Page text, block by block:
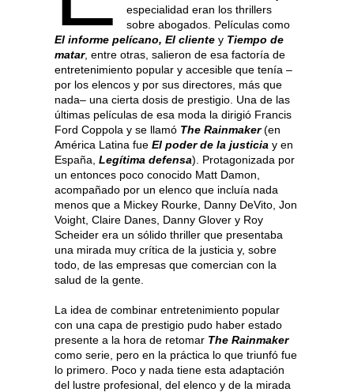
especialidad eran los thrillers
sobre abogados. Películas como
El informe pelícano, El cliente y Tiempo de
matar, entre otras, salieron de esa factoría de
entretenimiento popular y accesible que tenía –
por los elencos y por sus directores, más que
nada– una cierta dosis de prestigio. Una de las
últimas películas de esa moda la dirigió Francis
Ford Coppola y se llamó The Rainmaker(en
América Latina fue El poder de la justicia y en
España, Legítima defensa). Protagonizada por
un entonces poco conocido Matt Damon,
acompañado por un elenco que incluía nada
menos que a Mickey Rourke, Danny DeVito, Jon
Voight, Claire Danes, Danny Glover y Roy
Scheider era un sólido thriller que presentaba
una mirada muy crítica de la justicia y, sobre
todo, de las empresas que comercian con la
salud de la gente.
La idea de combinar entretenimiento popular
con una capa de prestigio pudo haber estado
presente a la hora de retomar The Rainmaker
como serie, pero en la práctica lo que triunfó fue
lo primero. Poco y nada tiene esta adaptación
del lustre profesional, del elenco y de la mirada